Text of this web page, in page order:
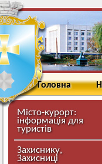
Головна
Місто-курорт:
інформація для
туристів
Захиснику,
Захисниці